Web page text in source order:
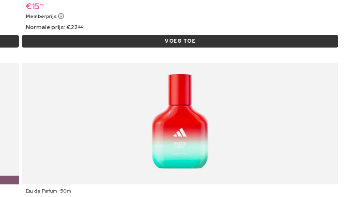
€15 99
Memberprijs
Normale prijs:€22 99
VOEG TOE
Eau de Parfum ⋅ 50 ml